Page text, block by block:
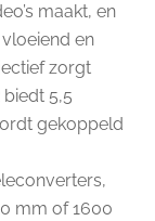
maakt, en
en
zorgt
5,5
gekoppeld
mm of 1600